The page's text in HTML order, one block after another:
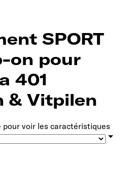
SPORT
on pour
401
& Vitpilen
pour voir les caractéristiques